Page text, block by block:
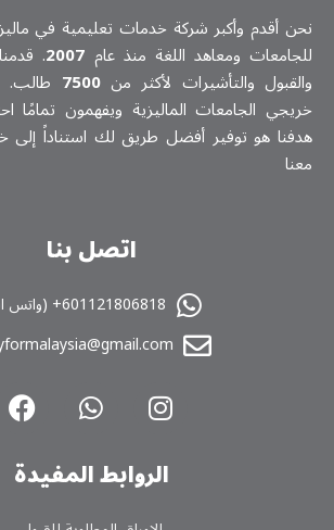
نحن أقدم وأكبر شركة خدمات تعلیمیة في
للجامعات ومعاهد اللغة منذ عام 2007
.
والقبول والتأشيرات لأكثر من7500 طالب.
خريجي الجامعات الماليزية ويفهمون تمامًا
هدفنا هو توفير أفضل طريق لك استناداً إلى
معنا
اتصل بنا
601121806818+ (واتس اپ )
الروابط المفیدة